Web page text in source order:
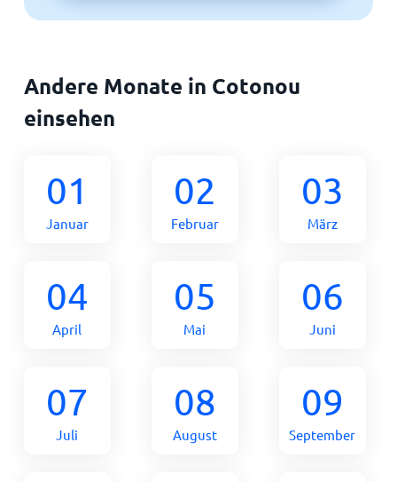
Andere Monate in Cotonou
einsehen
01
Januar
02
Februar
03
März
04
April
05
Mai
06
Juni
07
Juli
08
August
09
September